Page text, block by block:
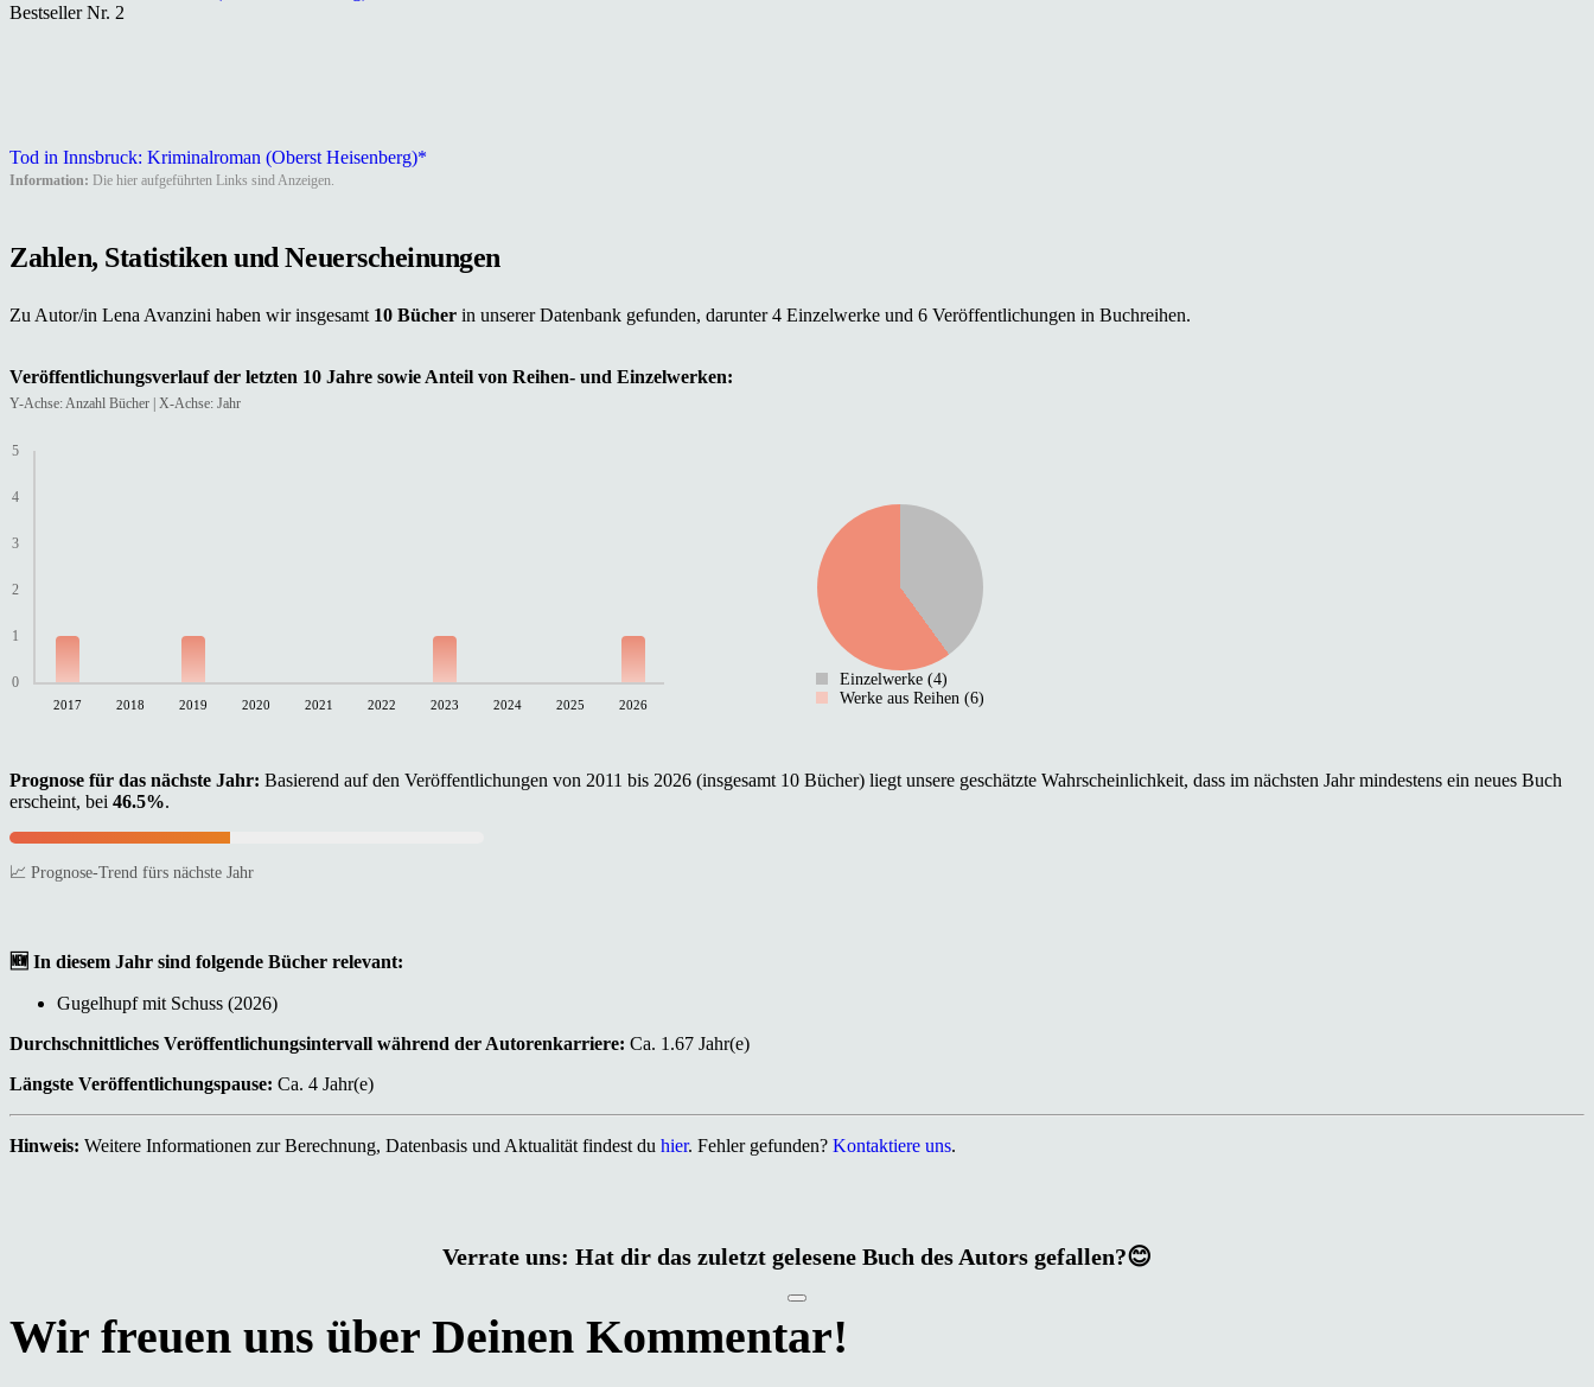
Bestseller Nr. 2
Tod in Innsbruck: Kriminalroman (Oberst Heisenberg)*
Information: Die hier aufgeführten Links sind Anzeigen.
Zahlen, Statistiken und Neuerscheinungen
Zu Autor/in Lena Avanzini haben wir insgesamt 10 Bücher in unserer Datenbank gefunden, darunter 4 Einzelwerke und 6 Veröffentlichungen in Buchreihen.
Veröffentlichungsverlauf der letzten 10 Jahre sowie Anteil von Reihen- und Einzelwerken:
Y-Achse: Anzahl Bücher | X-Achse: Jahr
0
1
2
3
4
5
2017 2018 2019 2020 2021 2022 2023 2024 2025 2026
Einzelwerke (4)
Werke aus Reihen (6)
Prognose für das nächste Jahr: Basierend auf den Veröffentlichungen von 2011 bis 2026 (insgesamt 10 Bücher) liegt unsere geschätzte Wahrscheinlichkeit, dass im nächsten Jahr mindestens ein neues Buch
erscheint, bei 46.5%.
📈 Prognose-Trend fürs nächste Jahr
🆕 In diesem Jahr sind folgende Bücher relevant:
Gugelhupf mit Schuss (2026)
Durchschnittliches Veröffentlichungsintervall während der Autorenkarriere: Ca. 1.67 Jahr(e)
Längste Veröffentlichungspause: Ca. 4 Jahr(e)
Hinweis: Weitere Informationen zur Berechnung, Datenbasis und Aktualität findest du hier. Fehler gefunden? Kontaktiere uns.
Verrate uns: Hat dir das zuletzt gelesene Buch des Autors gefallen?😊